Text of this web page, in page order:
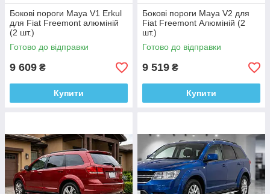
Бокові пороги Maya V1 Erkul
для Fiat Freemont алюміній
(2 шт.)
Готово до відправки
9 609 ₴
Купити
Бокові пороги Maya V2 для
Fiat Freemont Алюміній (2
шт.)
Готово до відправки
9 519 ₴
Купити